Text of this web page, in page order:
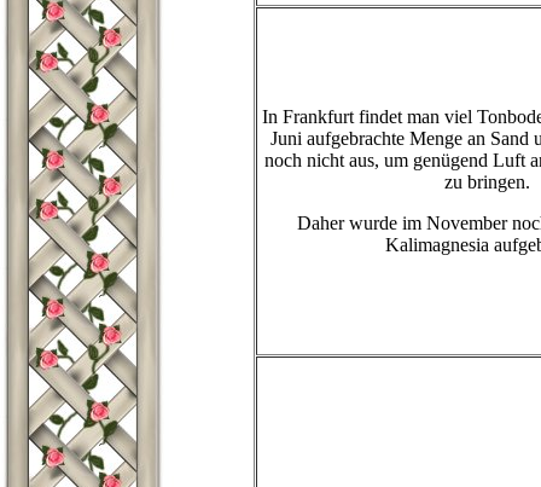
In Frankfurt findet man viel
Juni aufgebrachte Menge an Sand
noch nicht aus, um genügend Luft
zu bringen.
Daher wurde im November
Kalimagnesia